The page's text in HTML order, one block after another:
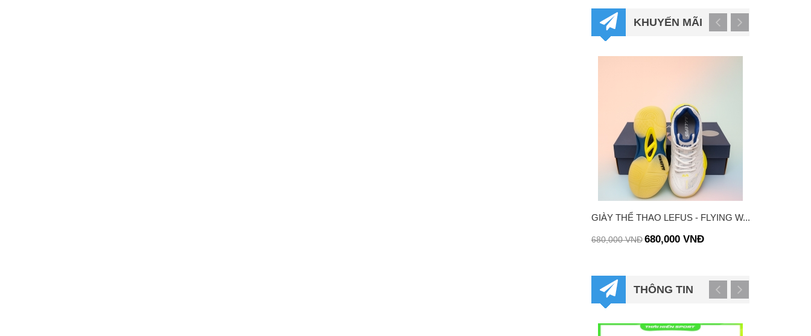
KHUYẾN MÃI
GIÀY THỂ THAO LEFUS - FLYING W...
680,000 VNĐ 680,000 VNĐ
THÔNG TIN